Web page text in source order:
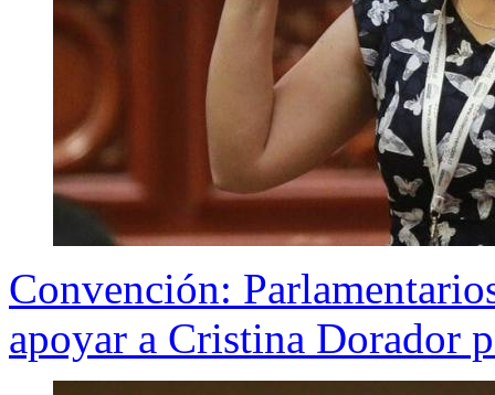
Convención:
apoyar a Cristina Dorador